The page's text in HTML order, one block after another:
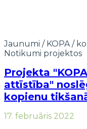
Jaunumi / KOPA /
Notikumi projektos
Projekta
attīstība"
kopienu
17. februāris 2022